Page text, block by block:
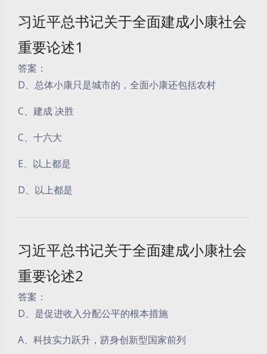
习近平总书记关于全面建成小康社会
重要论述1
答案：
D、总体小康只是城市的，全面小康还包括农村
C、建成 决胜
C、十六大
E、以上都是
D、以上都是
习近平总书记关于全面建成小康社会
重要论述2
答案：
D、是促进收入分配公平的根本措施
A、科技实力跃升，跻身创新型国家前列